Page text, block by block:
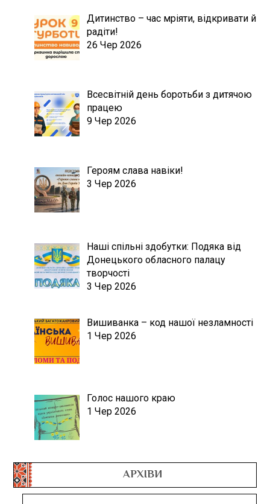
Дитинство – час мріяти, відкривати й
радіти!
26 Чер 2026
Всесвітній день боротьби з дитячою
працею
9 Чер 2026
Героям слава навіки!
3 Чер 2026
Наші спільні здобутки: Подяка від
Донецького обласного палацу
творчості
3 Чер 2026
Вишиванка – код нашої незламності
1 Чер 2026
Голос нашого краю
1 Чер 2026
АРХІВИ